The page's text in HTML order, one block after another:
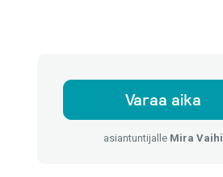
Varaa aika
asiantuntijalle Mira Vaihi